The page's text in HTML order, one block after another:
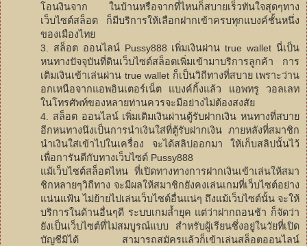
โอนงินจาก ในบ้านหรือจากที่ไหนก็สบายเร็วทันใจสุดๆทาง
เว็บไซต์สล็อต ก็มีบริการให้เลือกฝากเข้าครบทุกแบงค์ชั้นหนึ่ง
ของเมืองไทย
3. สล็อต ออนไลน์ Pussy888 เพิ่มเงินผ่าน true wallet นี่เป็น
หนทางปัจจุบันที่ดินเว็บไซต์สล็อตเพิ่มเข้ามาบริการลูกค้า การ
เติมเงินเข้าเล่นผ่าน true wallet ก็เป็นวิถีทางที่สบาย เพราะว่าน
อกเหนือจากแอพอินเตอร์เน็ต แบงค์กิ้งแล้ว แอพทรู วอลเลท
ในโทรศัพท์ของหลายท่านควรจะมีอย่างไม่ต้องสงสัย
4. สล็อต ออนไลน์ เพิ่มเติมเงินผ่านตู้รับฝากเงิน หนทางที่สบาย
อีกหนทางนึงเป็นการนำเงินใส่ที่ตู้รับฝากเงิน ภายหลังที่สมาชิก
นำเงินใส่เข้าไปในเครื่อง จะได้สลิปออกมา ให้เก็บสลิปนั้นไว้
เพื่อการันตีกับทางเว็บไซต์ Pussy888
แม้เว็บไซต์สล็อตไหน ที่เปิดทางทางการฝากเงินเข้าเล่นให้สมา
ชิกหลายๆวิถีทาง จะมีผลให้สมาชิกยังคงเล่นเกมที่เว็บไซต์อย่าง
แน่นแฟ้น ไม่ย้ายไปเล่นเว็บไซต์อื่นแน่ๆ ถึงแม้เว็บไซต์นั้น จะให้
บริการในด้านอื่นๆดี ระบบเกมล้ำยุค แต่ว่าฝากถอนช้า ก็จัดว่า
ยังเป็นเว็บไซต์ที่ไม่สมบูรณ์แบบ สำหรับผู้เรียนซึ่งอยู่ในวัยที่เปิด
บัญชีมิได้ สามารถสมัครแล้วก็เข้าเล่นสล็อตออนไลน์